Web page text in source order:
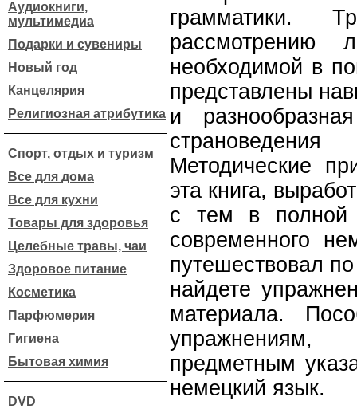
Аудиокниги,
мультимедиа
Подарки и сувениры
Новый год
Канцелярия
Религиозная атрибутика
Спорт, отдых и туризм
Все для дома
Все для кухни
Товары для здоровья
Целебные травы, чаи
Здоровое питание
Косметика
Парфюмерия
Гигиена
Бытовая химия
DVD
грамматики.
рассмотрению
необходимой в
представлены
и
Методические
эта книга,
с тем в полной
современного
путешествовал
найдете
материала.
предметным
немецкий язык.